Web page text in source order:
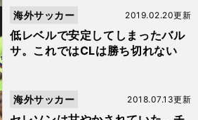
低レベルで安定してしまったバル
サ。これではCLは勝ち切れない
2019.02.20更新
海外サッカー
2018.07.13更新
海外サッカー